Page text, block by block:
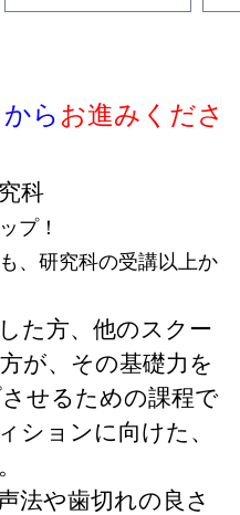
ら お進みくださ
科
プ！
、研究科の受講以上か
た方、他のスクー
が、その基礎力を
せるための課程で
ションに向けた、
法や歯切れの良さ